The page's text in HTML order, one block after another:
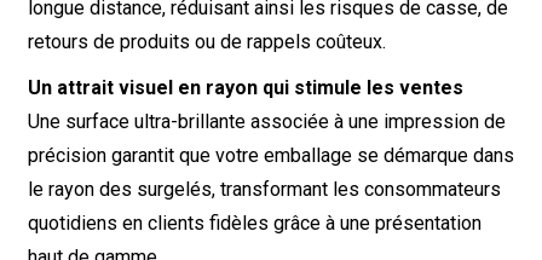
longue distance, réduisant ainsi les risques de casse, de
retours de produits ou de rappels coûteux.
Un attrait visuel en rayon qui stimule les ventes
Une surface ultra-brillante associée à une impression de
précision garantit que votre emballage se démarque dans
le rayon des surgelés, transformant les consommateurs
quotidiens en clients fidèles grâce à une présentation